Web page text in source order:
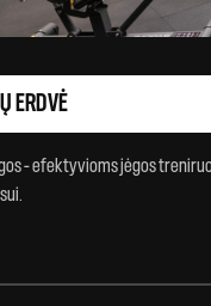
ERDVĖ
– efektyvioms jėgos